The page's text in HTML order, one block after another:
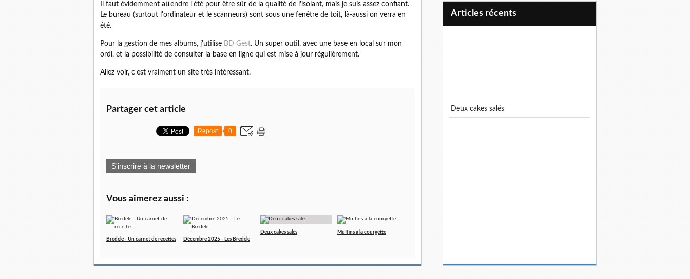
Il faut évidemment attendre l'été pour être sûr de la qualité de l'isolant, mais je suis assez confiant.
Le bureau (surtout l'ordinateur et le scanneurs) sont sous une fenêtre de toit, là-aussi on verra en
été.
Pour la gestion de mes albums, j'utilise BD Gest. Un super outil, avec une base en local sur mon
ordi, et la possibilité de consulter la base en ligne qui est mise à jour régulièrement.
Allez voir, c'est vraiment un site très intéressant.
Partager cet article
Repost 0
S'inscrire à la newsletter
Vous aimerez aussi :
Bredele - Un carnet de recettes Décembre 2025 - Les Bredele
Deux cakes salés Muffins à la courgette
articles récents
deux cakes salés